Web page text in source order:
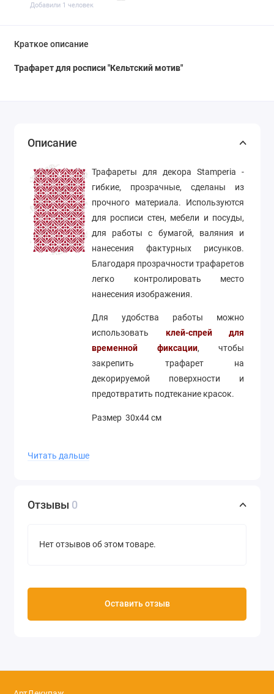
Добавили 1 человек
Краткое описание
Трафарет для росписи "Кельтский мотив"
Описание
Трафареты для декора Stamperia -
гибкие, прозрачные, сделаны из
прочного материала. Используются
для росписи стен, мебели и посуды,
для работы с бумагой, валяния и
нанесения фактурных рисунков.
Благодаря прозрачности трафаретов
легко контролировать место
нанесения изображения.
Для удобства работы можно
использовать
клей-спрей для
временной фиксации, чтобы
закрепить трафарет на
декорируемой поверхности и
предотвратить подтекание красок.
Размер 30х44 см
Читать дальше
Отзывы 0
Нет отзывов об этом товаре.
Оставить отзыв